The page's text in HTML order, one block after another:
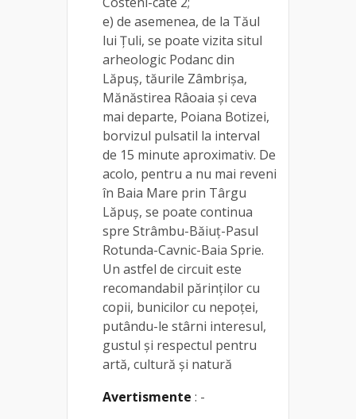
e) de asemenea, de la Tăul
lui Țuli, se poate vizita situl
arheologic Podanc din
Lăpuș, tăurile Zâmbrișa,
Mănăstirea Râoaia și ceva
mai departe, Poiana Botizei,
borvizul pulsatil la interval
de 15 minute aproximativ. De
acolo, pentru a nu mai reveni
în Baia Mare prin Târgu
Lăpuș, se poate continua
spre Strâmbu-Băiuț-Pasul
Rotunda-Cavnic-Baia Sprie.
Un astfel de circuit este
recomandabil părinților cu
copii, bunicilor cu nepoței,
putându-le stârni interesul,
gustul și respectul pentru
artă, cultură și natură
Avertismente : -